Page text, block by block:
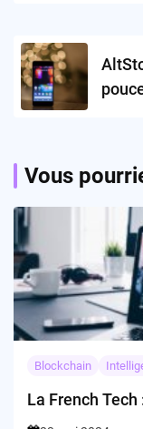
Vous
Blockchain
La French